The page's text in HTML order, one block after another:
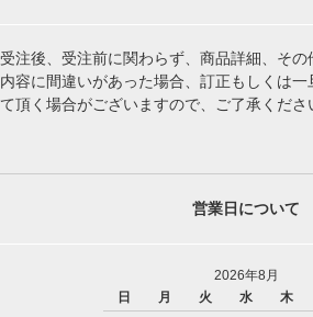
受注後、受注前に関わらず、商品詳細、そ
内容に間違いがあった場合、訂正もしくは
て頂く場合がございますので、ご了承くださ
営業日について
2026年8月
日
月 火 水 木